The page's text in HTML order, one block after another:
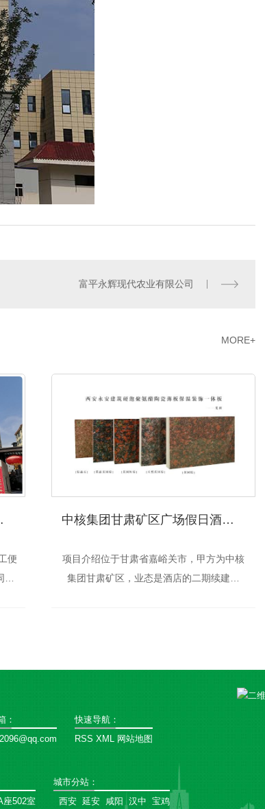
富平永辉现代农业有限公司
MORE+
东尚明珠
便
体
中核集团甘肃矿区广场假日酒店应用永安建筑硬泡聚氨酯保温一体板
项目介绍位于甘肃省嘉峪关市，甲方为中核
集团甘肃矿区，业态是酒店的二期续建项
：
快速导航：
RSS XML 网站地图
座502室
城市分站 ：
西安 延安 咸阳 汉中 宝鸡